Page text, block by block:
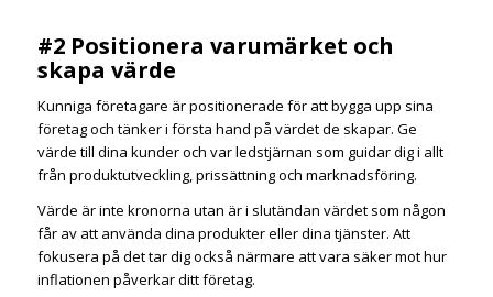
#2 Positionera varumärket och
skapa värde
Kunniga företagare är positionerade för att bygga upp sina
företag och tänker i första hand på värdet de skapar. Ge
värde till dina kunder och var ledstjärnan som guidar dig i allt
från produktutveckling, prissättning och marknadsföring.
Värde är inte kronorna utan är i slutändan värdet som någon
får av att använda dina produkter eller dina tjänster. Att
fokusera på det tar dig också närmare att vara säker mot hur
inflationen påverkar ditt företag.